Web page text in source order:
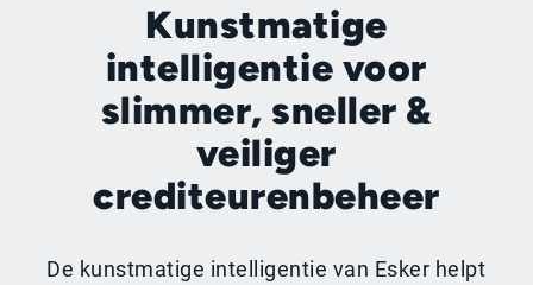
Kunstmatige
intelligentie voor
slimmer, sneller &
veiliger
crediteurenbeheer
De kunstmatige intelligentie van Esker helpt